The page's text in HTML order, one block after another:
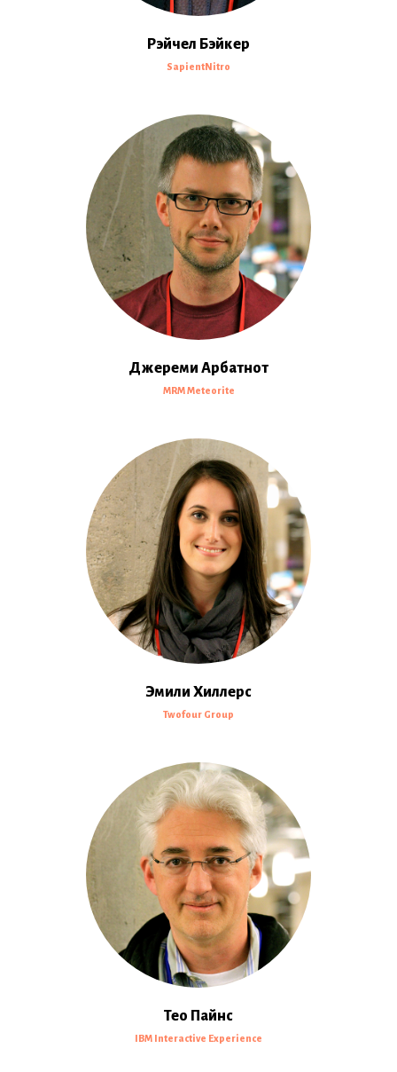
Рэйчел Бэйкер
SapientNitro
Джереми Арбатнот
MRM Meteorite
Эмили Хиллерс
Twofour Group
Тео Пайнс
IBM Interactive Experience